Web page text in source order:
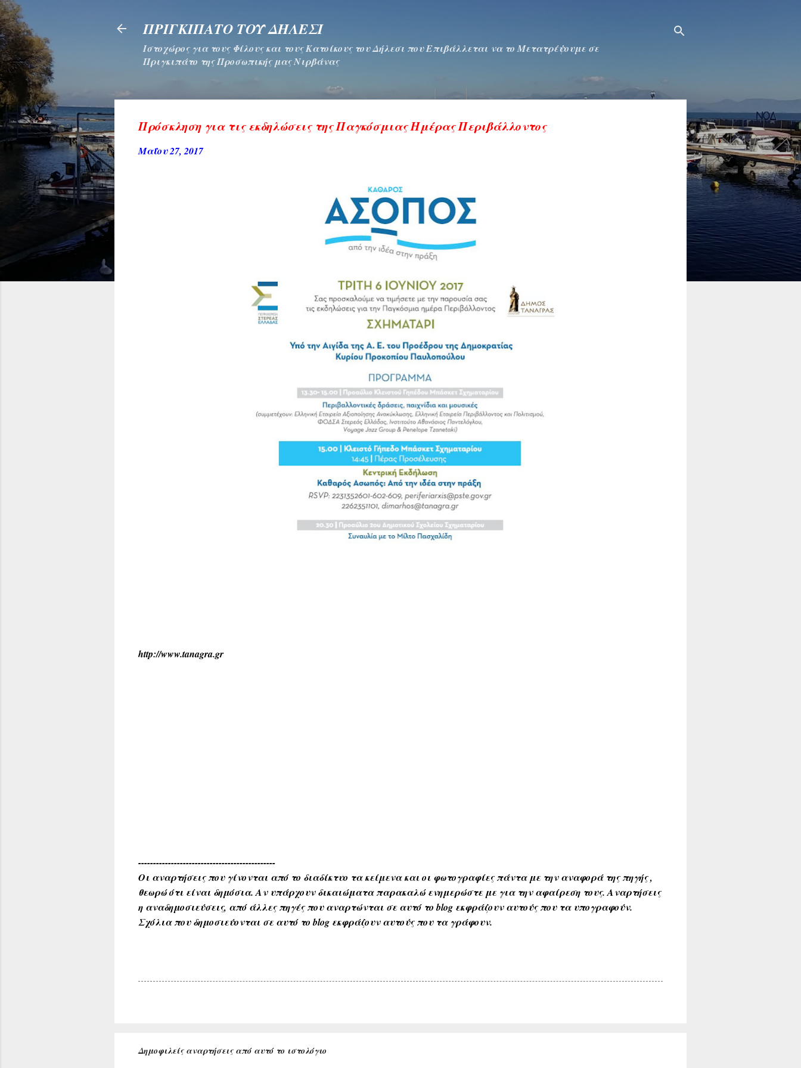
ΠΡΙΓΚΙΠΑΤΟ ΤΟΥ ΔΗΛΕΣΙ
Ιστοχώρος για τους Φίλους και τους Κατοίκους του Δήλεσι που Επιβάλλεται να το Μετατρέψουμε σε
Πριγκιπάτο της Προσωπικής μας Νιρβάνας
Πρόσκληση για τις εκδηλώσεις της Παγκόσμιας Ημέρας Περιβάλλοντος
Μαΐου 27, 2017
http://www.tanagra.gr
----------------------------------------------
Οι αναρτήσεις που γίνονται από το διαδίκτυο τα κείμενα και οι φωτογραφίες πάντα με την αναφορά της πηγής ,
θεωρώ ότι είναι δημόσια. Αν υπάρχουν δικαιώματα παρακαλώ ενημερώστε με για την αφαίρεση τους. Αναρτήσεις
η αναδημοσιεύσεις, από άλλες πηγές που αναρτώνται σε αυτό το blog εκφράζουν αυτούς που τα υπογραφούν.
Σχόλια που δημοσιεύονται σε αυτό το blog εκφράζουν αυτούς που τα γράφουν.
Δημοφιλείς αναρτήσεις από αυτό το ιστολόγιο